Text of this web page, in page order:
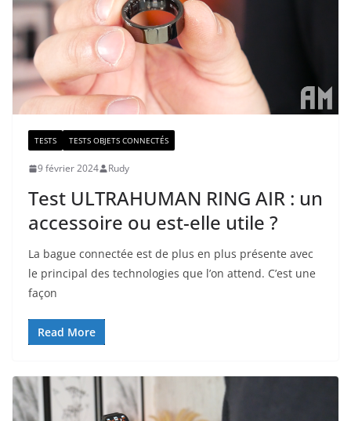
TESTS TESTS OBJETS CONNECTÉS
9 février 2024 Rudy
Test ULTRAHUMAN RING AIR : un
accessoire ou est-elle utile ?
La bague connectée est de plus en plus présente avec
le principal des technologies que l’on attend. C’est une
façon
Read More